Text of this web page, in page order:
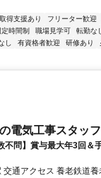
得支援あり フリーター歓迎
定時間制 職場見学可 転勤なし
し 有資格者歓迎 研修あり
電気工事スタッフ
不問】賞与最大年3回＆
定性！